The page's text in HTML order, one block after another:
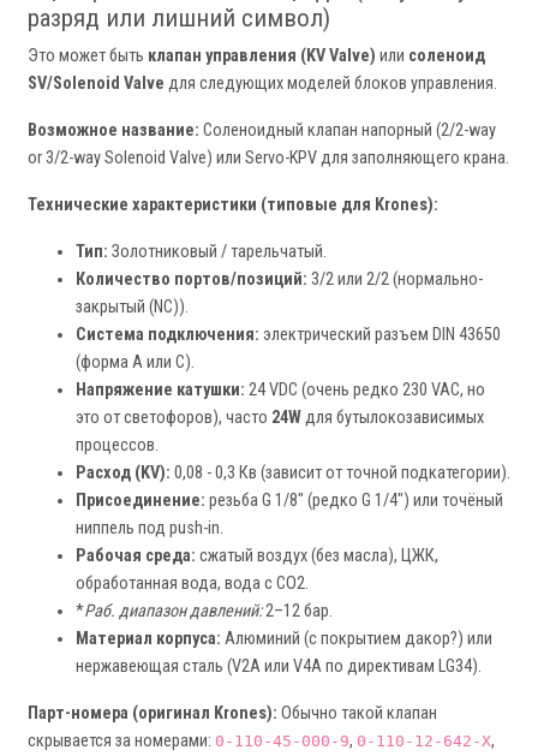
разряд или лишний символ)
Это может быть клапан управления (KV Valve) или соленоид
SV/Solenoid Valve для следующих моделей блоков управления.
Возможное название: Соленоидный клапан напорный (2/2-way
or 3/2-way Solenoid Valve) или Servo-KPV для заполняющего крана.
Технические характеристики (типовые для Krones):
Тип: Золотниковый / тарельчатый.
Количество портов/позиций: 3/2 или 2/2 (нормально-
закрытый (NC)).
Система подключения: электрический разъем DIN 43650
(форма A или C).
Напряжение катушки: 24 VDC (очень редко 230 VAC, но
это от светофоров), часто 24Wдля бутылокозависимых
процессов.
Расход (KV): 0,08 - 0,3 Кв (зависит от точной подкатегории).
Присоединение: резьба G 1/8" (редко G 1/4") или точёный
ниппель под push-in.
Рабочая среда: сжатый воздух (без масла), ЦЖК,
обработанная вода, вода с CO2.
*Раб. диапазон давлений:2–12 бар.
Материал корпуса: Алюминий (с покрытием дакор?) или
нержавеющая сталь (V2A или V4A по директивам LG34).
Парт-номера (оригинал Krones): Обычно такой клапан
скрывается за номерами: 0-110-45-000-9, 0-110-12-642-X,